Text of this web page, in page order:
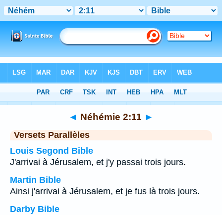
Chapitre 2 > Verset 11
◄ Néhémie 2:11 ►
Versets Parallèles
Louis Segond Bible
J'arrivai à Jérusalem, et j'y passai trois jours.
Martin Bible
Ainsi j'arrivai à Jérusalem, et je fus là trois jours.
Darby Bible